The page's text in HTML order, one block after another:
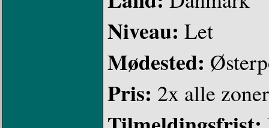
Niveau: Let
Mødested:
Pris: 2x alle